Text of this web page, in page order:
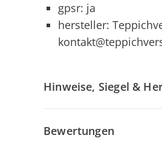
gpsr: ja
hersteller:
Hinweise, Siegel &
Bewertungen